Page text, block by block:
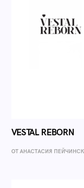
VESTAL REBORN
ОТ AНАСТАСИЯ